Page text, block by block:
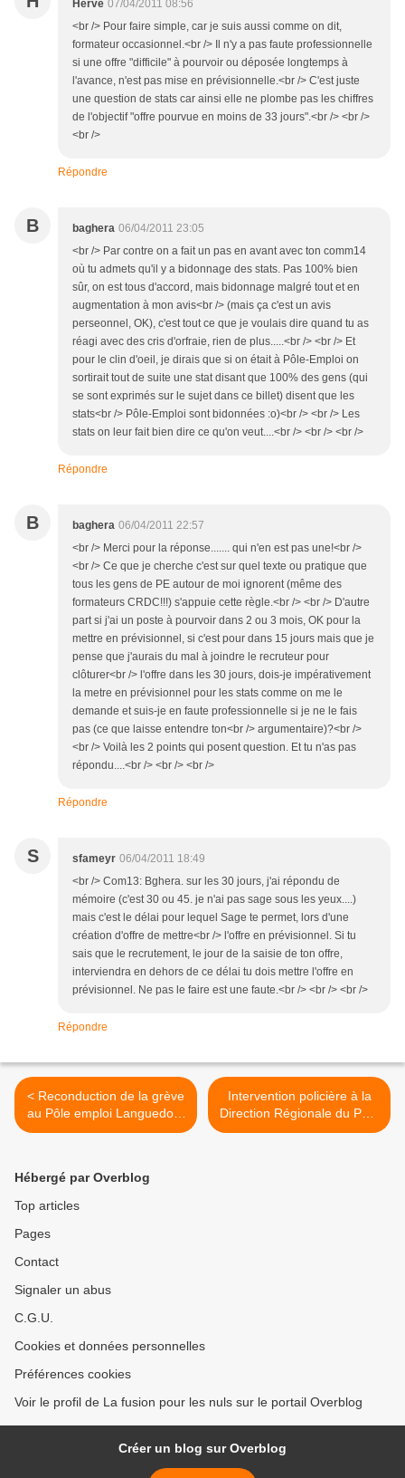
Hervé 07/04/2011 08:56
<br /> Pour faire simple, car je suis aussi comme on dit,
formateur occasionnel.<br /> Il n'y a pas faute professionnelle
si une offre "difficile" à pourvoir ou déposée longtemps à
l'avance, n'est pas mise en prévisionnelle.<br /> C'est juste
une question de stats car ainsi elle ne plombe pas les chiffres
de l'objectif "offre pourvue en moins de 33 jours".<br /> <br />
<br />
Répondre
B baghera 06/04/2011 23:05
<br /> Par contre on a fait un pas en avant avec ton comm14
où tu admets qu'il y a bidonnage des stats. Pas 100% bien
sûr, on est tous d'accord, mais bidonnage malgré tout et en
augmentation à mon avis<br /> (mais ça c'est un avis
perseonnel, OK), c'est tout ce que je voulais dire quand tu as
réagi avec des cris d'orfraie, rien de plus.....<br /> <br /> Et
pour le clin d'oeil, je dirais que si on était à Pôle-Emploi on
sortirait tout de suite une stat disant que 100% des gens (qui
se sont exprimés sur le sujet dans ce billet) disent que les
stats<br /> Pôle-Emploi sont bidonnées :o)<br /> <br /> Les
stats on leur fait bien dire ce qu'on veut....<br /> <br /> <br />
Répondre
B baghera 06/04/2011 22:57
<br /> Merci pour la réponse....... qui n'en est pas une!<br />
<br /> Ce que je cherche c'est sur quel texte ou pratique que
tous les gens de PE autour de moi ignorent (même des
formateurs CRDC!!!) s'appuie cette règle.<br /> <br /> D'autre
part si j'ai un poste à pourvoir dans 2 ou 3 mois, OK pour la
mettre en prévisionnel, si c'est pour dans 15 jours mais que je
pense que j'aurais du mal à joindre le recruteur pour
clôturer<br /> l'offre dans les 30 jours, dois-je impérativement
la metre en prévisionnel pour les stats comme on me le
demande et suis-je en faute professionnelle si je ne le fais
pas (ce que laisse entendre ton<br /> argumentaire)?<br />
<br /> Voilà les 2 points qui posent question. Et tu n'as pas
répondu....<br /> <br /> <br />
Répondre
S sfameyr 06/04/2011 18:49
<br /> Com13: Bghera. sur les 30 jours, j'ai répondu de
mémoire (c'est 30 ou 45. je n'ai pas sage sous les yeux....)
mais c'est le délai pour lequel Sage te permet, lors d'une
création d'offre de mettre<br /> l'offre en prévisionnel. Si tu
sais que le recrutement, le jour de la saisie de ton offre,
interviendra en dehors de ce délai tu dois mettre l'offre en
prévisionnel. Ne pas le faire est une faute.<br /> <br /> <br />
Répondre
< Reconduction de la grève
au Pôle emploi Languedoc-
Roussillon
Intervention policière à la
Direction Régionale du Pôle
Emploi de Montpellier. >
Hébergé par Overblog
Top articles
Pages
Contact
Signaler un abus
C.G.U.
Cookies et données personnelles
Préférences cookies
Voir le profil de La fusion pour les nuls sur le portail Overblog
Créer un blog sur Overblog